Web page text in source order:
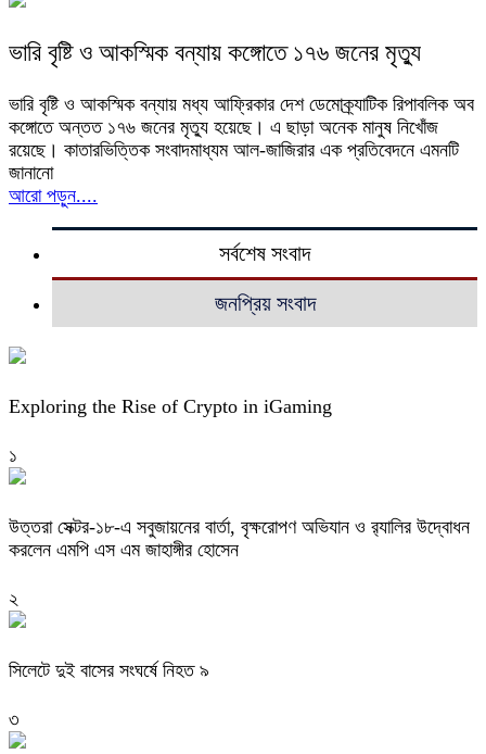
ভারি বৃষ্টি ও আকস্মিক বন্যায় কঙ্গোতে ১৭৬ জনের মৃত্যু
ভারি বৃষ্টি ও আকস্মিক বন্যায় মধ্য আফ্রিকার দেশ ডেমোক্র্যাটিক রিপাবলিক অব
কঙ্গোতে অন্তত ১৭৬ জনের মৃত্যু হয়েছে। এ ছাড়া অনেক মানুষ নিখোঁজ
রয়েছে। কাতারভিত্তিক সংবাদমাধ্যম আল-জাজিরার এক প্রতিবেদনে এমনটি
জানানো
আরো পড়ুন....
সর্বশেষ সংবাদ
জনপ্রিয় সংবাদ
Exploring the Rise of Crypto in iGaming
১
উত্তরা সেক্টর-১৮-এ সবুজায়নের বার্তা, বৃক্ষরোপণ অভিযান ও র‍্যালির উদ্বোধন
করলেন এমপি এস এম জাহাঙ্গীর হোসেন
২
সিলেটে দুই বাসের সংঘর্ষে নিহত ৯
৩